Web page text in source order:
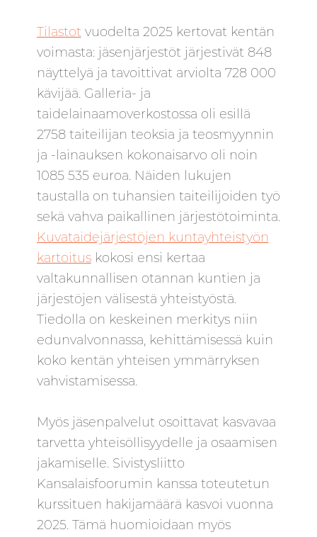
Tilastotvuodelta 2025 kertovat kentän
voimasta: jäsenjärjestöt järjestivät 848
näyttelyä ja tavoittivat arviolta 728 000
kävijää. Galleria- ja
taidelainaamoverkostossa oli esillä
2758 taiteilijan teoksia ja teosmyynnin
ja -lainauksen kokonaisarvo oli noin
1085 535 euroa. Näiden lukujen
taustalla on tuhansien taiteilijoiden työ
sekä vahva paikallinen järjestötoiminta.
Kuvataidejärjestöjen kuntayhteistyön
kartoituskokosi ensi kertaa
valtakunnallisen otannan kuntien ja
järjestöjen välisestä yhteistyöstä.
Tiedolla on keskeinen merkitys niin
edunvalvonnassa, kehittämisessä kuin
koko kentän yhteisen ymmärryksen
vahvistamisessa.
Myös jäsenpalvelut osoittavat kasvavaa
tarvetta yhteisöllisyydelle ja osaamisen
jakamiselle. Sivistysliitto
Kansalaisfoorumin kanssa toteutetun
kurssituen hakijamäärä kasvoi vuonna
2025. Tämä huomioidaan myös